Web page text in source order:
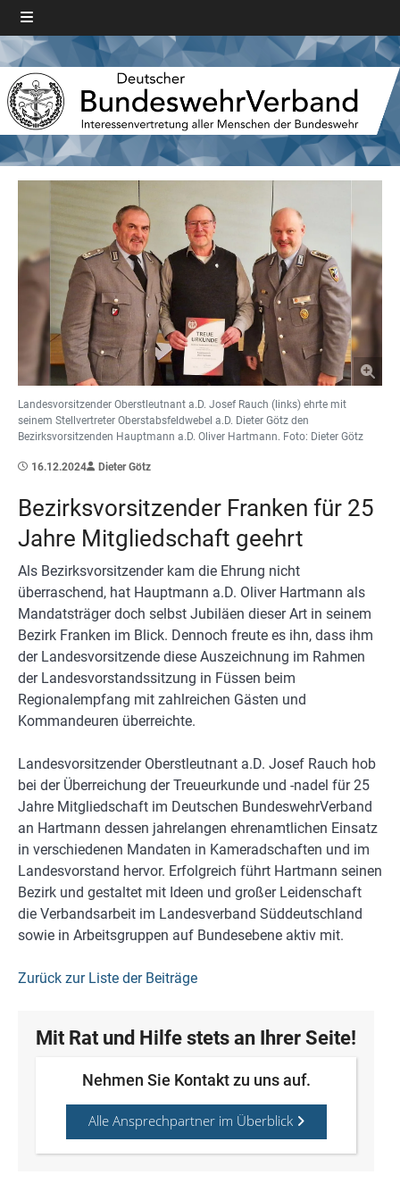
Landesvorsitzender Oberstleutnant a.D. Josef Rauch (links) ehrte mit
seinem Stellvertreter Oberstabsfeldwebel a.D. Dieter Götz den
Bezirksvorsitzenden Hauptmann a.D. Oliver Hartmann. Foto: Dieter Götz
16.12.2024 Dieter Götz
Bezirksvorsitzender Franken für 25
Jahre Mitgliedschaft geehrt
Als Bezirksvorsitzender kam die Ehrung nicht
überraschend, hat Hauptmann a.D. Oliver Hartmann als
Mandatsträger doch selbst Jubiläen dieser Art in seinem
Bezirk Franken im Blick. Dennoch freute es ihn, dass ihm
der Landesvorsitzende diese Auszeichnung im Rahmen
der Landesvorstandssitzung in Füssen beim
Regionalempfang mit zahlreichen Gästen und
Kommandeuren überreichte.
Landesvorsitzender Oberstleutnant a.D. Josef Rauch hob
bei der Überreichung der Treueurkunde und -nadel für 25
Jahre Mitgliedschaft im Deutschen BundeswehrVerband
an Hartmann dessen jahrelangen ehrenamtlichen Einsatz
in verschiedenen Mandaten in Kameradschaften und im
Landesvorstand hervor. Erfolgreich führt Hartmann seinen
Bezirk und gestaltet mit Ideen und großer Leidenschaft
die Verbandsarbeit im Landesverband Süddeutschland
sowie in Arbeitsgruppen auf Bundesebene aktiv mit.
Zurück zur Liste der Beiträge
Mit Rat und Hilfe stets an Ihrer Seite!
Nehmen Sie Kontakt zu uns auf.
Alle Ansprechpartner im Überblick